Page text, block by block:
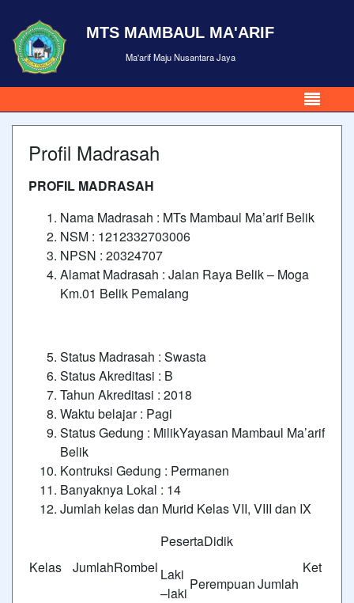
MTS MAMBAUL MA'ARIF
Ma'arif Maju Nusantara Jaya
Profil Madrasah
PROFIL MADRASAH
Nama Madrasah : MTs Mambaul Ma’arif Belik
NSM : 1212332703006
NPSN : 20324707
Alamat Madrasah : Jalan Raya Belik – Moga
Km.01 Belik Pemalang
Status Madrasah : Swasta
Status Akreditasi : B
Tahun Akreditasi : 2018
Waktu belajar : Pagi
Status Gedung : MilikYayasan Mambaul Ma’arif
Belik
Kontruksi Gedung : Permanen
Banyaknya Lokal : 14
Jumlah kelas dan Murid Kelas VII, VIII dan IX
Kelas JumlahRombel
PesertaDidik
Ket
Laki
–laki
PerempuanJumlah